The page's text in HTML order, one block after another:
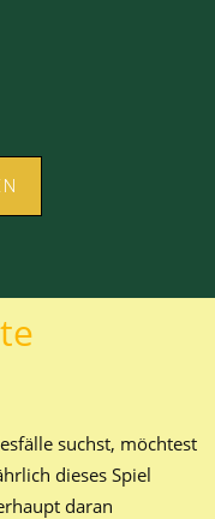
suchst, möchtest
dieses Spiel
daran